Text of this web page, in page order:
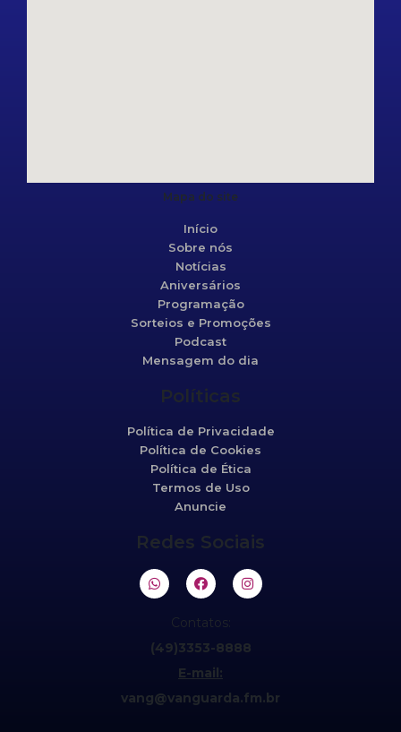
Mapa do site
Início
Sobre nós
Notícias
Aniversários
Programação
Sorteios e Promoções
Podcast
Mensagem do dia
Políticas
Política de Privacidade
Política de Cookies
Política de Ética
Termos de Uso
Anuncie
Redes Sociais
Contatos:
(49)3353-8888
E-mail:
vang@vanguarda.fm.br